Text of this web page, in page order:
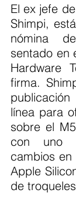
El ex jefe
Shimpi,
nómina
sentado en
Hardware
firma.
línea para
sobre el
con uno
cambios
Apple
de